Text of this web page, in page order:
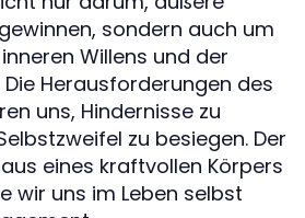
sondern auch um
Willens und der
Herausforderungen des
uns, Hindernisse zu
zu besiegen. Der
eines kraftvollen Körpers
wir uns im Leben selbst